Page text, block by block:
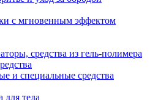
с мгновенным эффектом
средства из гель-полимера
и специальные средства
для тела